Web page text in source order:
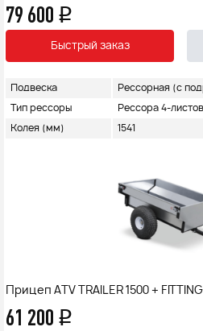
79 600 q
Быстрый заказ
Подвеска Рессорная (с
Тип рессоры Рессора 4-
Колея (мм) 1541
Прицеп ATV TRAILER 1500 + FITTING
61 200 q